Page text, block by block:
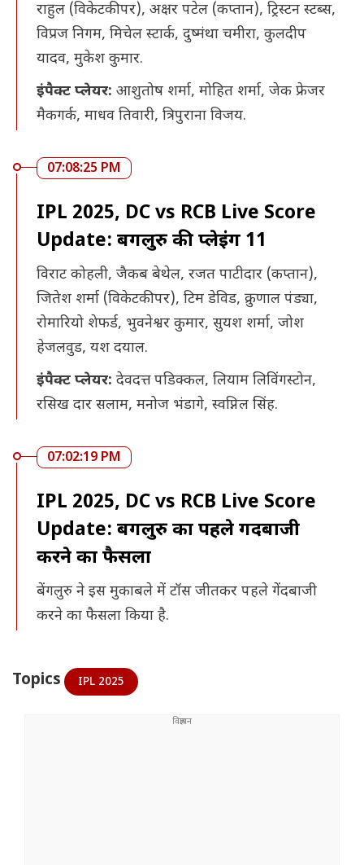
राहुल (विकेटकीपर), अक्षर पटेल (कप्तान), ट्रिस्टन स्टब्स,
विप्रज निगम, मिचेल स्टार्क, दुष्मंथा चमीरा, कुलदीप
यादव, मुकेश कुमार.
इंपैक्ट प्लेयर: आशुतोष शर्मा, मोहित शर्मा, जेक फ्रेजर
मैकगर्क, माधव तिवारी, त्रिपुराना विजय.
07:08:25 PM
IPL 2025, DC vs RCB Live Score
Update: बेंगलुरु की प्लेइंग 11
विराट कोहली, जैकब बेथेल, रजत पाटीदार (कप्तान),
जितेश शर्मा (विकेटकीपर), टिम डेविड, क्रुणाल पंड्या,
रोमारियो शेफर्ड, भुवनेश्वर कुमार, सुयश शर्मा, जोश
हेजलवुड, यश दयाल.
इंपैक्ट प्लेयर: देवदत्त पडिक्कल, लियाम लिविंगस्टोन,
रसिख दार सलाम, मनोज भंडागे, स्वप्निल सिंह.
07:02:19 PM
IPL 2025, DC vs RCB Live Score
Update: बेंगलुरु का पहले गेंदबाजी
करने का फैसला
बेंगलुरु ने इस मुकाबले में टॉस जीतकर पहले गेंदबाजी
करने का फैसला किया है.
Topics IPL 2025